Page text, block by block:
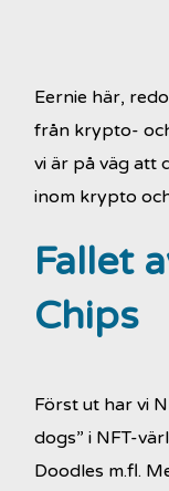
Eernie här,
från krypto-
vi är på väg att
inom krypto
Fallet
Chips
Först ut har vi
dogs” i NFT-
Doodles m.fl.